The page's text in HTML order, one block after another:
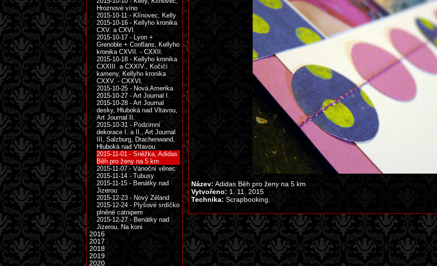
Název: Adidas Běh pro ženy na 5 km
Vytvořeno: 1. 11. 2015
Technika: Scrapbooking.
Hroznové víno
2015-10-11 - Klínovec, Kelly
2015-10-16 - Kellyho kronika
CXV. a CXVI.
2015-10-17 - Lyon +
Grenoble + Conflans, Kellyho
kronika CXVII. - CXXII.
2015-10-18 - Kellyho kronika
CXXIII. a CXXIV., Kočičí
kameny, Kellyho kronika
CXXV. - CXXVI.
2015-10-25 - Nová Amerika
2015-10-27 - Art Journal I.
2015-10-28 - Art Journal
desky, Hluboká nad Vltavou,
Art Journal II.
2015-10-31 - Podzimní
dekorace I. a II., Art Journal
III, Salzburg, Drachenwand,
Hluboká nad Vltavou
2015-11-01 - Sněžka, Adidas
Běh pro ženy na 5 km
2015-11-07 - Vánoční věnec
2015-11-14 - Tubusy
2015-11-15 - Benátky nad
Jizerou
2015-12-23 - Nový Zéland
2015-12-24 - Plyšové srdíčko
plněné catnipem
2015-12-27 - Benátky nad
Jizerou, Na koni
2016
2017
2018
2019
2020